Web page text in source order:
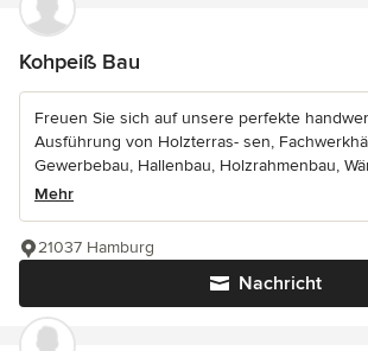
Kohpeiß Bau
Freuen Sie sich auf unsere perfekte
Ausführung von Holzterras- sen,
Gewerbebau, Hallenbau, Holzrahmenbau,
Mehr
Nachricht
21037 Hamburg